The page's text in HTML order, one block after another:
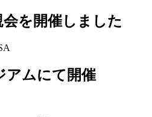
を開催しました
アムにて開催